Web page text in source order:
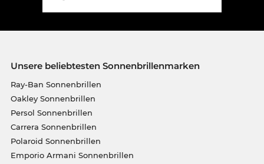
Unsere beliebtesten Sonnenbrillenmarken
Ray-Ban Sonnenbrillen
Oakley Sonnenbrillen
Persol Sonnenbrillen
Carrera Sonnenbrillen
Polaroid Sonnenbrillen
Emporio Armani Sonnenbrillen